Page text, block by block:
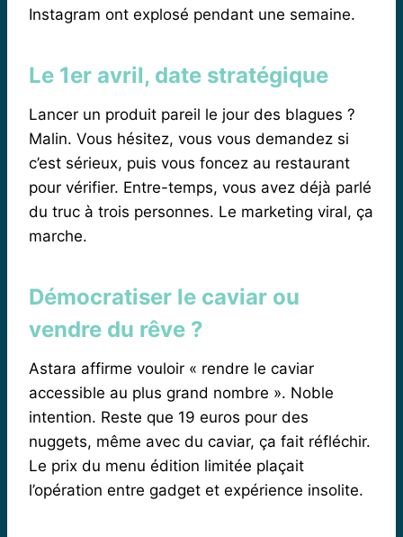
Instagram ont explosé pendant une semaine.
Le 1er avril, date stratégique
Lancer un produit pareil le jour des blagues ?
Malin. Vous hésitez, vous vous demandez si
c’est sérieux, puis vous foncez au restaurant
pour vérifier. Entre-temps, vous avez déjà parlé
du truc à trois personnes. Le marketing viral, ça
marche.
Démocratiser le caviar ou
vendre du rêve ?
Astara affirme vouloir « rendre le caviar
accessible au plus grand nombre ». Noble
intention. Reste que 19 euros pour des
nuggets, même avec du caviar, ça fait réfléchir.
Le prix du menu édition limitée plaçait
l’opération entre gadget et expérience insolite.